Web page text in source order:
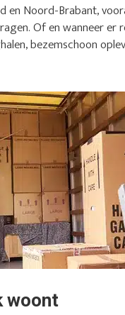
en Noord-Brabant,
Of en wanneer
bezemschoon
woont